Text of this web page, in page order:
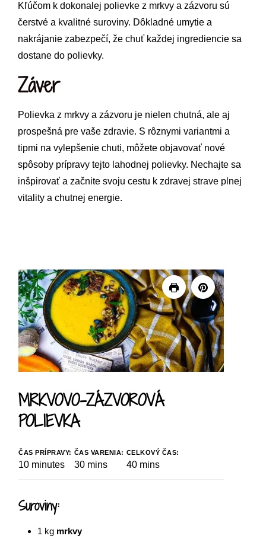
Kľúčom k dokonalej polievke z mrkvy a zázvoru sú
čerstvé a kvalitné suroviny. Dôkladné umytie a
nakrájanie zabezpečí, že chuť každej ingrediencie sa
dostane do polievky.
Záver
Polievka z mrkvy a zázvoru je nielen chutná, ale aj
prospešná pre vaše zdravie. S rôznymi variantmi a
tipmi na vylepšenie chuti, môžete objavovať nové
spôsoby prípravy tejto lahodnej polievky. Nechajte sa
inšpirovať a začnite svoju cestu k zdravej strave plnej
vitality a chutnej energie.
MRKVOVO-ZÁZVOROVÁ
POLIEVKA
ČAS PRÍPRAVY:
10 minutes
ČAS VARENIA:
30 mins
CELKOVÝ ČAS:
40 mins
Suroviny:
1 kg mrkvy